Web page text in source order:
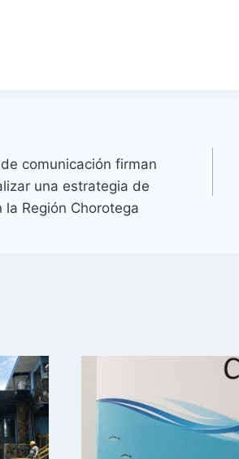
comunicación firman
una estrategia de
la Región Chorotega